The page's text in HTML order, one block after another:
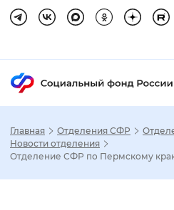
Настройка
Главная Отделения СФР
Новости отделения
Отделение СФР по Пермскому